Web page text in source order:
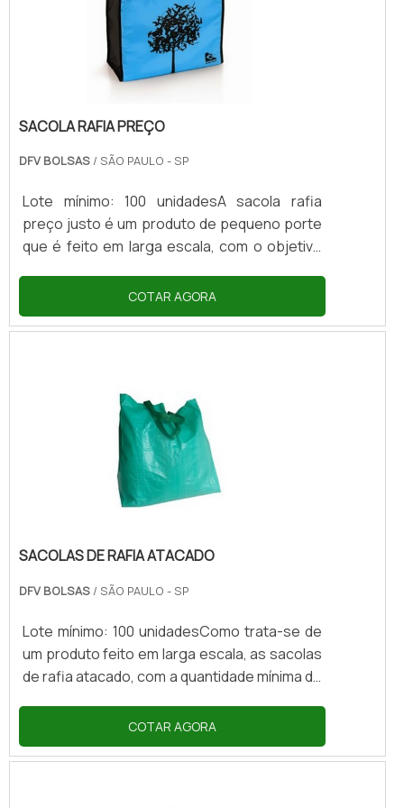
la no rosto, certifique se ela cobre a boca e
SACOLA RAFIA PREÇO
DFV BOLSAS / SÃO PAULO - SP
Lote mínimo: 100 unidadesA sacola rafia
preço justo é um produto de pequeno porte
que é feito em larga escala, com o objetivo
compras, mercadorias dos mais diversos
tipos e outros materiais provenientes das
lojas até a residência do cliente. Esse tipo de
ganha cada vez mais popularidade no
mercado. Esse produto é muito usado em
congressos, eventos, feiras para
COTAR AGORA
SACOLAS DE RAFIA ATACADO
DFV BOLSAS / SÃO PAULO - SP
Lote mínimo: 100 unidadesComo trata-se de
um produto feito em larga escala, as sacolas
de rafia atacado, com a quantidade mínima de
armazenamento e transporte de
mercadorias, oriundas de lojas e
supermercados até a residência do cliente.
COTAR AGORA